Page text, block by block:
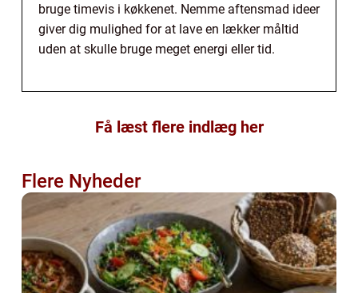
bruge timevis i køkkenet. Nemme aftensmad ideer
giver dig mulighed for at lave en lækker måltid
uden at skulle bruge meget energi eller tid.
Få læst flere indlæg her
Flere Nyheder